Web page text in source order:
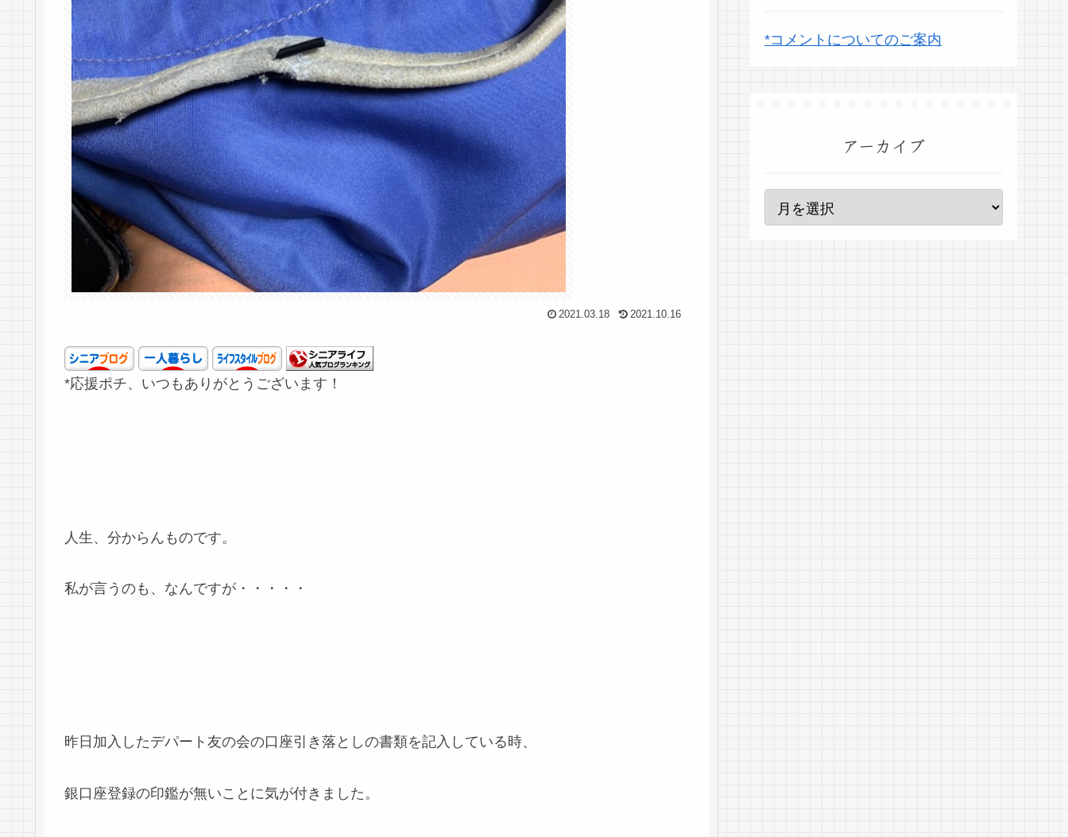
2021.03.18 2021.10.16
*応援ポチ、いつもありがとうございます！
人生、分からんものです。
私が言うのも、なんですが・・・・・
昨日加入したデパート友の会の口座引き落としの書類を記入している時、
銀口座登録の印鑑が無いことに気が付きました。
*コメントについてのご案内
アーカイブ